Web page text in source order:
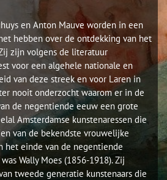
en Anton Mauve worden in een
hebben over de ontdekking van het
zijn volgens de literatuur
voor een algehele nationale en
van deze streek en voor Laren in
nooit onderzocht waarom er in de
de negentiende eeuw een grote
Amsterdamse kunstenaressen die
van de bekendste vrouwelijke
het einde van de negentiende
Wally Moes (1856-1918). Zij
tweede generatie kunstenaars die